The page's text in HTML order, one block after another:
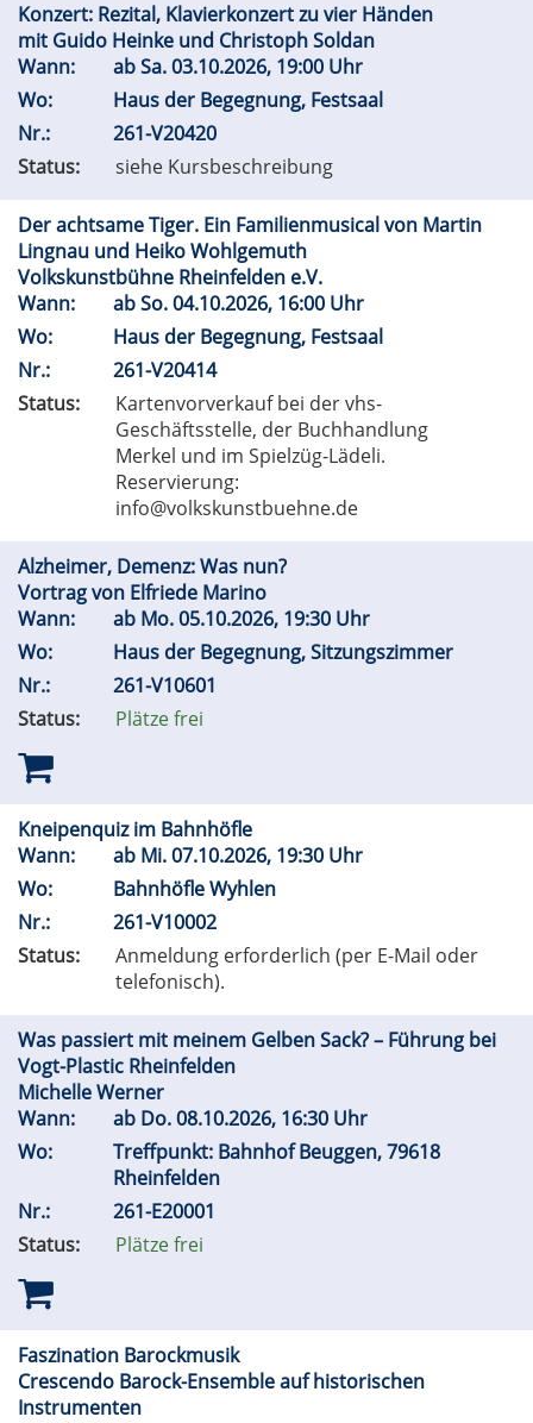
Konzert: Rezital, Klavierkonzert zu vier Händen
mit Guido Heinke und Christoph Soldan
Wann:
abSa.03.10.2026, 19:00 Uhr
Wo:
Haus der Begegnung, Festsaal
Nr.:
261-V20420
Status:
siehe Kursbeschreibung
Der achtsame Tiger. Ein Familienmusical von Martin
Lingnau und Heiko Wohlgemuth
Volkskunstbühne Rheinfelden e.V.
Wann:
abSo.04.10.2026, 16:00 Uhr
Wo:
Haus der Begegnung, Festsaal
Nr.:
261-V20414
Status:
Kartenvorverkauf bei der vhs-
Geschäftsstelle, der Buchhandlung
Merkel und im Spielzüg-Lädeli.
Reservierung:
info@volkskunstbuehne.de
Alzheimer, Demenz: Was nun?
Vortrag von Elfriede Marino
Wann:
ab Mo.05.10.2026, 19:30 Uhr
Wo:
Haus der Begegnung, Sitzungszimmer
Nr.:
261-V10601
Status:
Plätze frei
Kneipenquiz im Bahnhöfle
Wann:
ab Mi.07.10.2026, 19:30 Uhr
Wo:
Bahnhöfle Wyhlen
Nr.:
261-V10002
Status:
Anmeldung erforderlich (per E-Mail oder
telefonisch).
Was passiert mit meinem Gelben Sack? – Führung bei
Vogt-Plastic Rheinfelden
Michelle Werner
Wann:
ab Do.08.10.2026, 16:30 Uhr
Wo:
Treffpunkt: Bahnhof Beuggen, 79618
Rheinfelden
Nr.:
261-E20001
Status:
Plätze frei
Faszination Barockmusik
Crescendo Barock-Ensemble auf historischen
Instrumenten